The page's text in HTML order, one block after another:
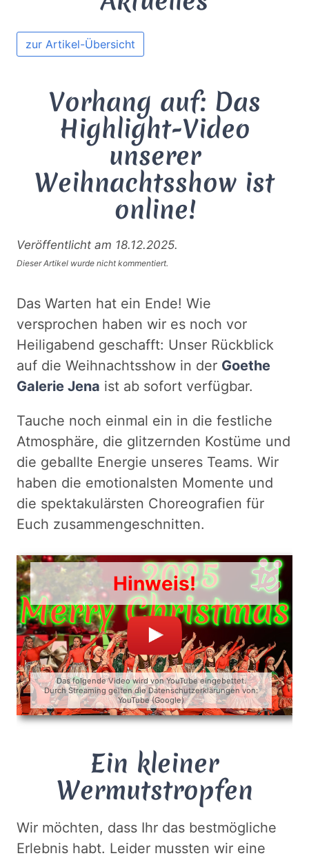
zur Artikel-Übersicht
Vorhang auf: Das
Highlight-Video
unserer
Weihnachtsshow ist
online!
Veröffentlicht am 18.12.2025.
Dieser Artikel wurde nicht kommentiert.
Das Warten hat ein Ende! Wie
versprochen haben wir es noch vor
Heiligabend geschafft: Unser Rückblick
auf die Weihnachtsshow in der Goethe
Galerie Jena ist ab sofort verfügbar.
Tauche noch einmal ein in die festliche
Atmosphäre, die glitzernden Kostüme und
die geballte Energie unseres Teams. Wir
haben die emotionalsten Momente und
die spektakulärsten Choreografien für
Euch zusammengeschnitten.
Hinweis!
Das folgende Video wird von YouTube eingebettet.
Durch Streaming gelten die Datenschutzerklärungen von:
YouTube (Google)
Ein kleiner
Wermutstropfen
Wir möchten, dass Ihr das bestmögliche
Erlebnis habt. Leider mussten wir eine